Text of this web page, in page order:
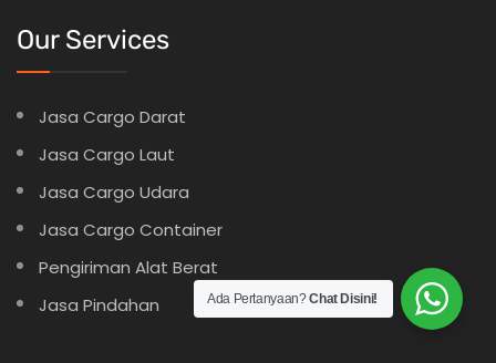
Our Services
Jasa Cargo Darat
Jasa Cargo Laut
Jasa Cargo Udara
Jasa Cargo Container
Pengiriman Alat Berat
Jasa Pindahan
Ada Pertanyaan?Chat Disini!